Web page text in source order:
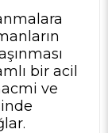
bir acil
ve